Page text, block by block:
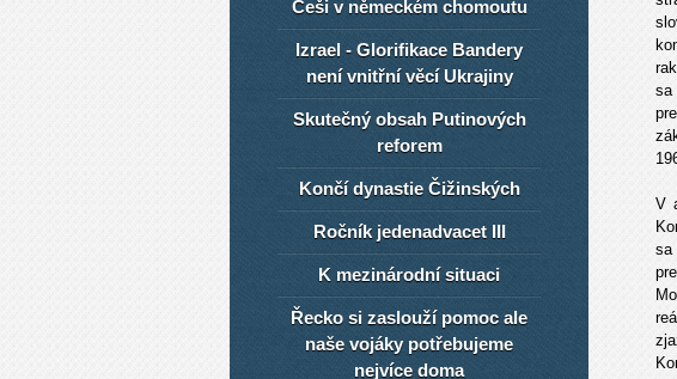
sa
V
sa
Češi v německém chomoutu
Izrael - Glorifikace Bandery
není vnitřní věcí Ukrajiny
Skutečný obsah Putinových
reforem
Končí dynastie Čižinských
Ročník jedenadvacet III
K mezinárodní situaci
Řecko si zaslouží pomoc ale
naše vojáky potřebujeme
nejvíce doma